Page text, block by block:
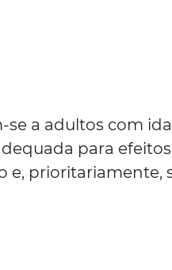
se a adultos com
para
e, prioritariamente,